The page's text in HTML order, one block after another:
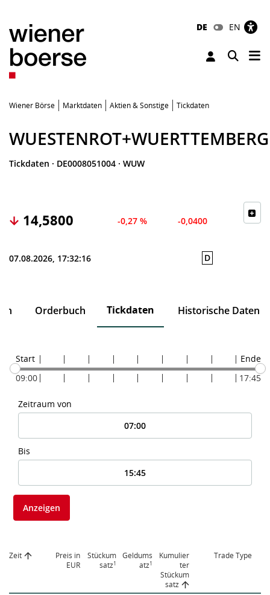
DE EN
Toggle
Wiener Börse Marktdaten Aktien & Sonstige Tickdaten
Tickdaten · DE0008051004 · WUW
14,5800 -0,27 % -0,0400
07.08.2026, 17:32:16 D
Orderbuch Tickdaten Historische Daten
Start
09:00
Ende
17:45
Zeitraum von
Bis
Anzeigen
Zeit
Preis in
EUR
Stückum
satz1
Geldums
atz1
Kumulier
ter
Stückum
satz
Trade Type